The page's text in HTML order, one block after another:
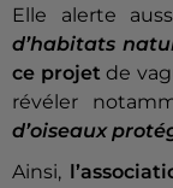
Elle alerte
d’habitats
ce projetde
révéler
d’oiseaux
Ainsi,